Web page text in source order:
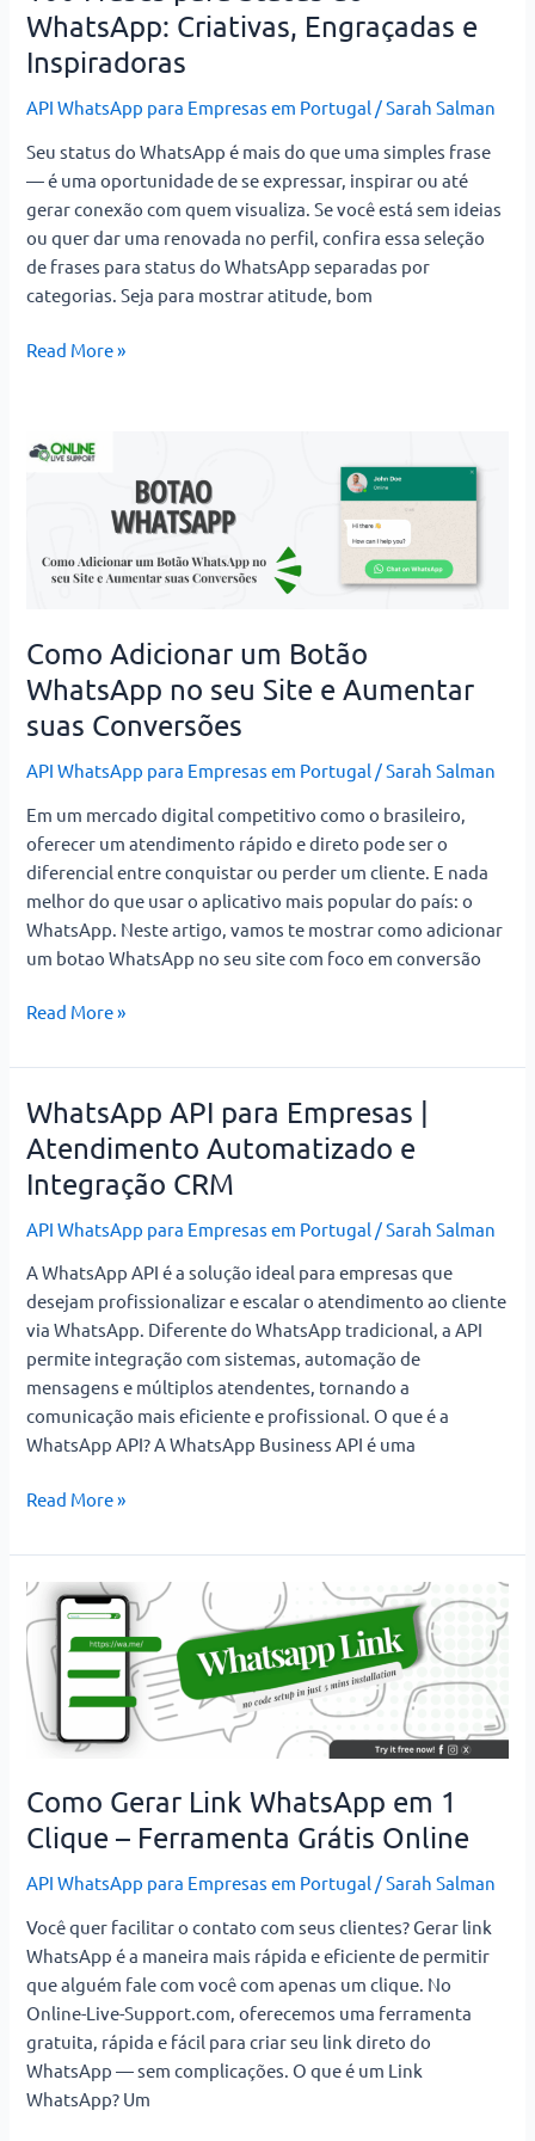
WhatsApp: Criativas, Engraçadas e
Inspiradoras
API WhatsApp para Empresas em Portugal /Sarah Salman
Seu status do WhatsApp é mais do que uma simples frase
— é uma oportunidade de se expressar, inspirar ou até
gerar conexão com quem visualiza. Se você está sem ideias
ou quer dar uma renovada no perfil, confira essa seleção
de frases para status do WhatsApp separadas por
categorias. Seja para mostrar atitude, bom
Read More »
Como Adicionar um Botão
WhatsApp no seu Site e Aumentar
suas Conversões
API WhatsApp para Empresas em Portugal /Sarah Salman
Em um mercado digital competitivo como o brasileiro,
oferecer um atendimento rápido e direto pode ser o
diferencial entre conquistar ou perder um cliente. E nada
melhor do que usar o aplicativo mais popular do país: o
WhatsApp. Neste artigo, vamos te mostrar como adicionar
um botao WhatsApp no seu site com foco em conversão
Como
WhatsApp
Site
Aumentar
suas
Conversões
Read More »
WhatsApp API para Empresas |
Atendimento Automatizado e
Integração CRM
API WhatsApp para Empresas em Portugal /Sarah Salman
A WhatsApp API é a solução ideal para empresas que
desejam profissionalizar e escalar o atendimento ao cliente
via WhatsApp. Diferente do WhatsApp tradicional, a API
permite integração com sistemas, automação de
mensagens e múltiplos atendentes, tornando a
comunicação mais eficiente e profissional. O que é a
WhatsApp API? A WhatsApp Business API é uma
WhatsApp
API
para
Empresas
|
Automatizado
e
Integração
CRM
Read More »
Como Gerar Link WhatsApp em 1
Clique – Ferramenta Grátis Online
API WhatsApp para Empresas em Portugal /Sarah Salman
Você quer facilitar o contato com seus clientes? Gerar link
WhatsApp é a maneira mais rápida e eficiente de permitir
que alguém fale com você com apenas um clique. No
Online-Live-Support.com, oferecemos uma ferramenta
gratuita, rápida e fácil para criar seu link direto do
WhatsApp — sem complicações. O que é um Link
WhatsApp? Um
Como
Gerar
Link
WhatsApp
em
–
Ferramenta
Grátis
Online